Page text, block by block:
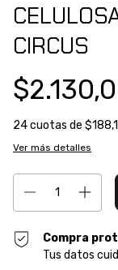
CIRCUS
24cuotas de
Ver más detalles
Compra
Tus datos